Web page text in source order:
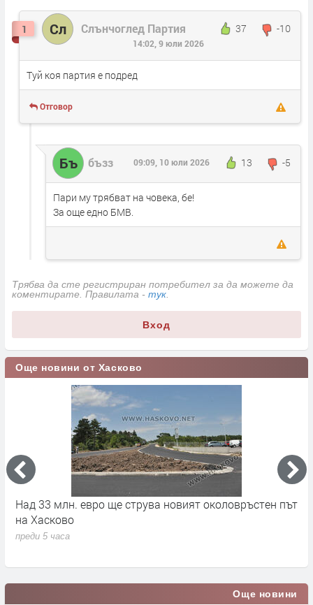
1 Сл Слънчоглед Партия 37 -10
14:02, 9 юли 2026
Туй коя партия е подред
Отговор
Бъ бъзз 13 -5
09:09, 10 юли 2026
Пари му трябват на човека, бе!
За още едно БМВ.
Трябва да сте регистриран потребител за да можете да
коментирате. Правилата - тук
Вход
Още новини от Хасково
Над 33 млн. евро ще струва новият околовръстен път
на Хасково
преди 5 часа
Още новини